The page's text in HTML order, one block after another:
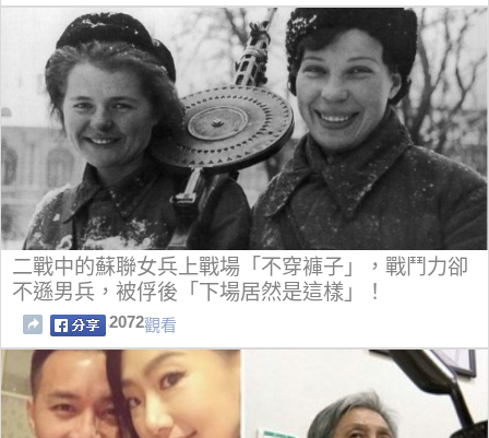
二戰中的蘇聯女兵上戰場「不穿褲子」，戰鬥力卻
不遜男兵，被俘後「下場居然是這樣」！
2072觀看